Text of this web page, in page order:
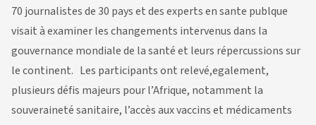
70 journalistes de 30 pays et des experts en sante publque
visait à examiner les changements intervenus dans la
gouvernance mondiale de la santé et leurs répercussions sur
le continent. Les participants ont relevé,egalement,
plusieurs défis majeurs pour l’Afrique, notamment la
souveraineté sanitaire, l’accès aux vaccins et médicaments